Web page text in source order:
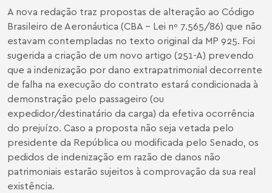
A nova redação traz propostas de alteração ao Código
Brasileiro de Aeronáutica (CBA – Lei nº 7.565/86) que não
estavam contempladas no texto original da MP 925. Foi
sugerida a criação de um novo artigo (251-A) prevendo
que a indenização por dano extrapatrimonial decorrente
de falha na execução do contrato estará condicionada à
demonstração pelo passageiro (ou
expedidor/destinatário da carga) da efetiva ocorrência
do prejuízo. Caso a proposta não seja vetada pelo
presidente da República ou modificada pelo Senado, os
pedidos de indenização em razão de danos não
patrimoniais estarão sujeitos à comprovação da sua real
existência.